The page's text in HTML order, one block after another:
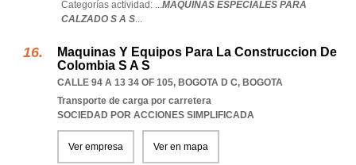
Categorías actividad: ...MAQUINAS ESPECIALES PARA
CALZADO S A S...
Maquinas Y Equipos Para La Construccion De
Colombia S A S
CALLE 94 A 13 34 OF 105, BOGOTA D C, BOGOTA
Transporte de carga por carretera
SOCIEDAD POR ACCIONES SIMPLIFICADA
Ver empresa Ver en mapa